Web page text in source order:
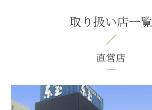
取り扱い店一覧
直営店